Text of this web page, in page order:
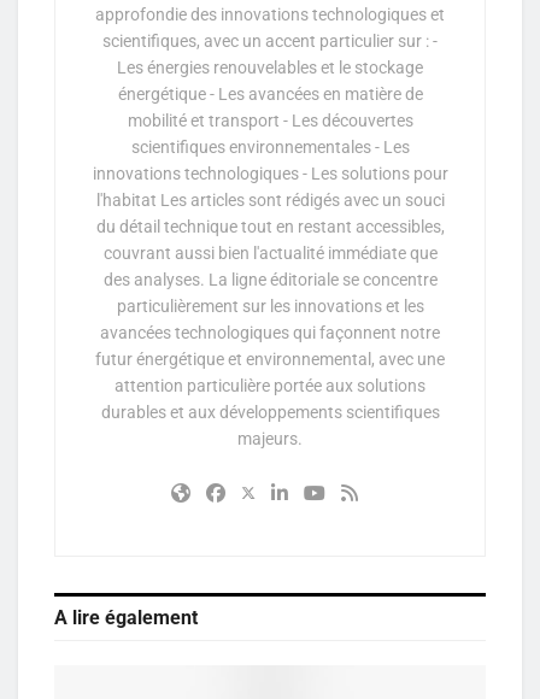
approfondie des innovations technologiques et
scientifiques, avec un accent particulier sur : -
Les énergies renouvelables et le stockage
énergétique - Les avancées en matière de
mobilité et transport - Les découvertes
scientifiques environnementales - Les
innovations technologiques - Les solutions pour
l'habitat Les articles sont rédigés avec un souci
du détail technique tout en restant accessibles,
couvrant aussi bien l'actualité immédiate que
des analyses. La ligne éditoriale se concentre
particulièrement sur les innovations et les
avancées technologiques qui façonnent notre
futur énergétique et environnemental, avec une
attention particulière portée aux solutions
durables et aux développements scientifiques
majeurs.
A lire également